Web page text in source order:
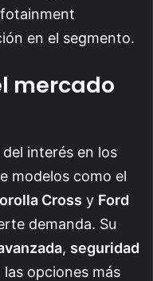
en el segmento.
mercado
interés en los
modelos como el
Cross y Ford
demanda. Su
, seguridad
opciones más